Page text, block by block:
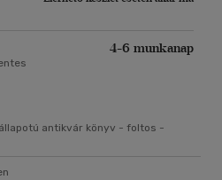
4-6 munkanap
antikvár könyv - foltos -